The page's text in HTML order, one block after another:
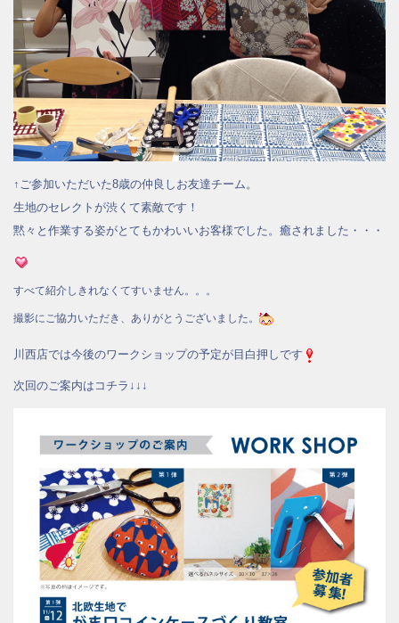
↑ご参加いただいた8歳の仲良しお友達チーム。
生地のセレクトが渋くて素敵です！
黙々と作業する姿がとてもかわいいお客様でした。癒されました・・・
すべて紹介しきれなくてすいません。。。
撮影にご協力いただき、ありがとうございました。
川西店では今後のワークショップの予定が目白押しです
次回のご案内はコチラ↓↓↓